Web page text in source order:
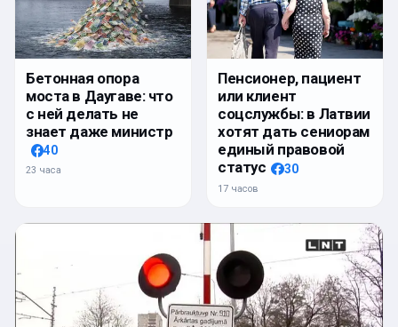
Бетонная опора
моста в Даугаве: что
с ней делать не
знает даже министр
40
23 часа
Пенсионер, пациент
или клиент
соцслужбы: в Латвии
хотят дать сениорам
единый правовой
статус
30
17 часов